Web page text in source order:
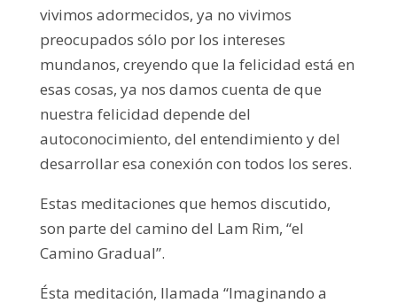
vivimos adormecidos, ya no vivimos
preocupados sólo por los intereses
mundanos, creyendo que la felicidad está en
esas cosas, ya nos damos cuenta de que
nuestra felicidad depende del
autoconocimiento, del entendimiento y del
desarrollar esa conexión con todos los seres.
Estas meditaciones que hemos discutido,
son parte del camino del Lam Rim, “el
Camino Gradual”.
Ésta meditación, llamada “Imaginando a